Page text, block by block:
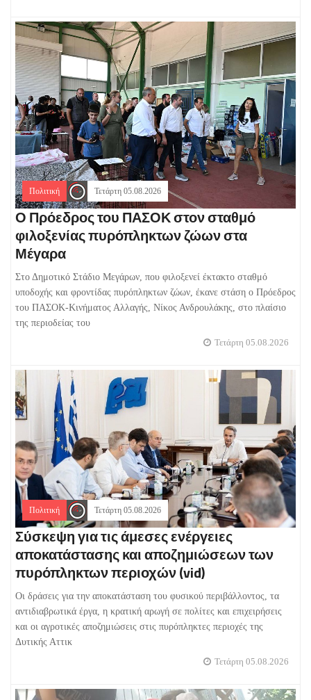
Πολιτική Τετάρτη 05.08.2026
Ο Πρόεδρος του ΠΑΣΟΚ στον σταθμό
φιλοξενίας πυρόπληκτων ζώων στα
Μέγαρα
Στο Δημοτικό Στάδιο Μεγάρων, που φιλοξενεί έκτακτο σταθμό
υποδοχής και φροντίδας πυρόπληκτων ζώων, έκανε στάση ο Πρόεδρος
του ΠΑΣΟΚ-Κινήματος Αλλαγής, Νίκος Ανδρουλάκης, στο πλαίσιο
της περιοδείας του
Τετάρτη 05.08.2026
Πολιτική Τετάρτη 05.08.2026
Σύσκεψη για τις άμεσες ενέργειες
αποκατάστασης και αποζημιώσεων των
πυρόπληκτων περιοχών (vid)
Οι δράσεις για την αποκατάσταση του φυσικού περιβάλλοντος, τα
αντιδιαβρωτικά έργα, η κρατική αρωγή σε πολίτες και επιχειρήσεις
και οι αγροτικές αποζημιώσεις στις πυρόπληκτες περιοχές της
Δυτικής Αττικ
Τετάρτη 05.08.2026